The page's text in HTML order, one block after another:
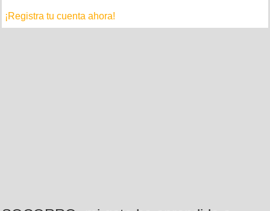
¡Registra tu cuenta ahora!